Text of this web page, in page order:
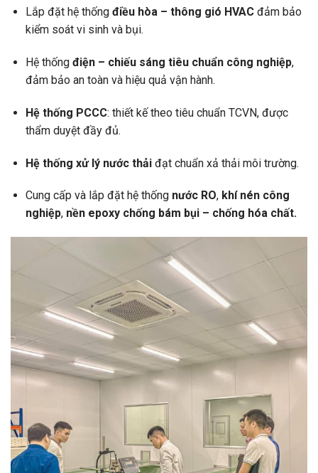
Lắp đặt hệ thống điều hòa – thông gió HVACđảm bảo
kiểm soát vi sinh và bụi.
Hệ thống điện – chiếu sáng tiêu chuẩn công nghiệp,
đảm bảo an toàn và hiệu quả vận hành.
Hệ thống PCCC: thiết kế theo tiêu chuẩn TCVN, được
thẩm duyệt đầy đủ.
Hệ thống xử lý nước thảiđạt chuẩn xả thải môi trường.
Cung cấp và lắp đặt hệ thống nước RO, khí nén công
nghiệp, nền epoxy chống bám bụi – chống hóa chất.